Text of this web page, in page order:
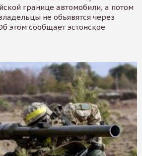
границе автомобили, а потом
не объявятся через
этом сообщает эстонское